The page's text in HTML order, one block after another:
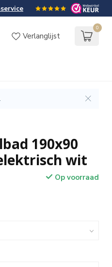
Verlanglijst
0
190x90
wit
Op voorraad